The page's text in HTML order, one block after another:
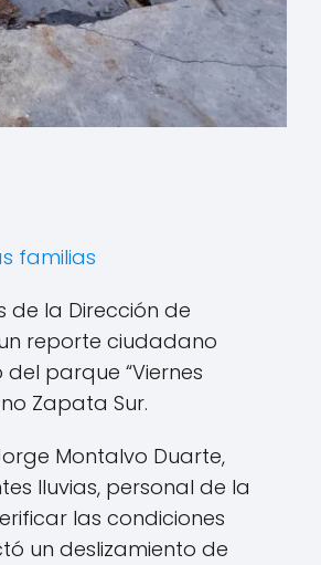
familias
de la Dirección de
reporte ciudadano
parque “Viernes
Zapata Sur.
Montalvo Duarte,
lluvias, personal de la
las condiciones
un deslizamiento de